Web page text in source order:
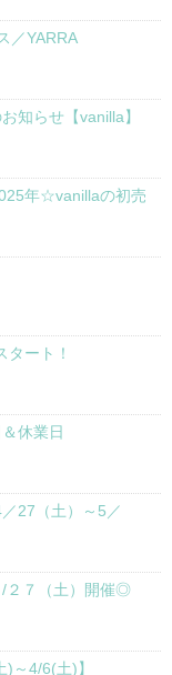
／YARRA
知らせ【vanilla】
年☆vanillaの初売
ート！
休業日
27（土）～5／
/２７（土）開催◎
～4/6(土)】